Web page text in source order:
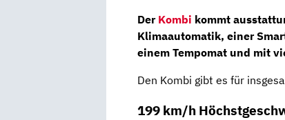
Der Kombi kommt
Klimaautomatik, einer
einem Tempomat und mit
Den Kombi gibt es für
199 km/h